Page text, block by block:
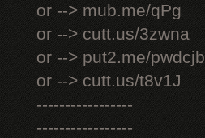
or --> mub.me/qPg
or --> cutt.us/3zwna
or --> put2.me/pwdcjb
or --> cutt.us/t8v1J
-----------------
-----------------